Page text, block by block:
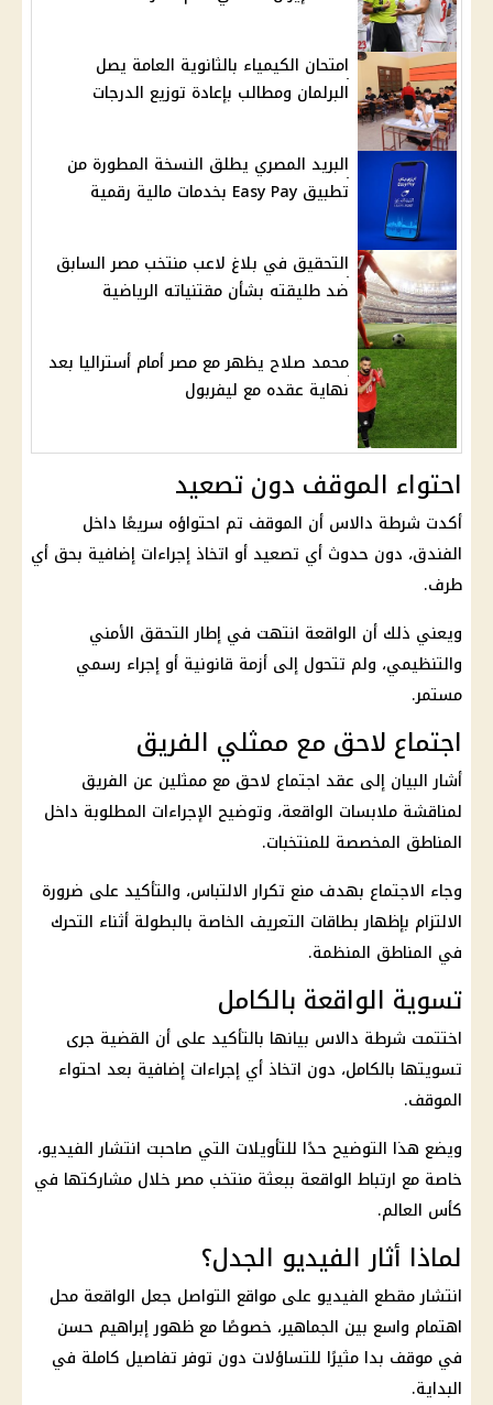
امتحان الكيمياء بالثانوية العامة يصل
البرلمان ومطالب بإعادة توزيع الدرجات
البريد المصري يطلق النسخة المطورة من
تطبيق Easy Pay بخدمات مالية رقمية
التحقيق في بلاغ لاعب منتخب مصر السابق
ضد طليقته بشأن مقتنياته الرياضية
محمد صلاح يظهر مع مصر أمام أستراليا بعد
نهاية عقده مع ليفربول
احتواء الموقف دون تصعيد
أكدت شرطة دالاس أن الموقف تم احتواؤه سريعًا داخل
الفندق، دون حدوث أي تصعيد أو اتخاذ إجراءات إضافية بحق أي
طرف.
ويعني ذلك أن الواقعة انتهت في إطار التحقق الأمني
والتنظيمي، ولم تتحول إلى أزمة قانونية أو إجراء رسمي
مستمر.
اجتماع لاحق مع ممثلي الفريق
أشار البيان إلى عقد اجتماع لاحق مع ممثلين عن الفريق
لمناقشة ملابسات الواقعة، وتوضيح الإجراءات المطلوبة داخل
المناطق المخصصة للمنتخبات.
وجاء الاجتماع بهدف منع تكرار الالتباس، والتأكيد على ضرورة
الالتزام بإظهار بطاقات التعريف الخاصة بالبطولة أثناء التحرك
في المناطق المنظمة.
تسوية الواقعة بالكامل
اختتمت شرطة دالاس بيانها بالتأكيد على أن القضية جرى
تسويتها بالكامل، دون اتخاذ أي إجراءات إضافية بعد احتواء
الموقف.
ويضع هذا التوضيح حدًا للتأويلات التي صاحبت انتشار الفيديو،
خاصة مع ارتباط الواقعة ببعثة منتخب مصر خلال مشاركتها في
كأس العالم.
لماذا أثار الفيديو الجدل؟
انتشار مقطع الفيديو على مواقع التواصل جعل الواقعة محل
اهتمام واسع بين الجماهير، خصوصًا مع ظهور إبراهيم حسن
في موقف بدا مثيرًا للتساؤلات دون توفر تفاصيل كاملة في
البداية.